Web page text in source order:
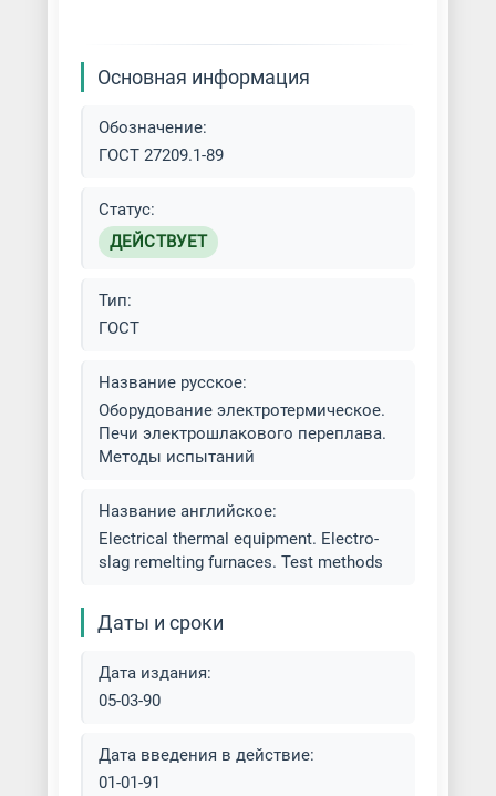
Основная информация
Обозначение:
ГОСТ 27209.1-89
Статус:
ДЕЙСТВУЕТ
Тип:
ГОСТ
Название русское:
Оборудование электротермическое.
Печи электрошлакового переплава.
Методы испытаний
Название английское:
Electrical thermal equipment. Electro-
slag remelting furnaces. Test methods
Даты и сроки
Дата издания:
05-03-90
Дата введения в действие:
01-01-91